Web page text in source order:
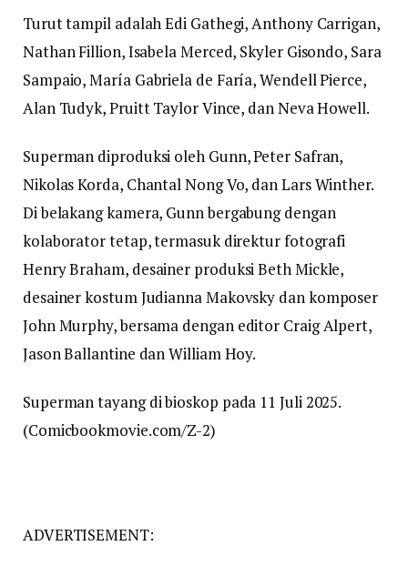
Turut tampil adalah Edi Gathegi, Anthony Carrigan,
Nathan Fillion, Isabela Merced, Skyler Gisondo, Sara
Sampaio, María Gabriela de Faría, Wendell Pierce,
Alan Tudyk, Pruitt Taylor Vince, dan Neva Howell.
Superman diproduksi oleh Gunn, Peter Safran,
Nikolas Korda, Chantal Nong Vo, dan Lars Winther.
Di belakang kamera, Gunn bergabung dengan
kolaborator tetap, termasuk direktur fotografi
Henry Braham, desainer produksi Beth Mickle,
desainer kostum Judianna Makovsky dan komposer
John Murphy, bersama dengan editor Craig Alpert,
Jason Ballantine dan William Hoy.
Superman tayang di bioskop pada 11 Juli 2025.
(Comicbookmovie.com/Z-2)
ADVERTISEMENT: